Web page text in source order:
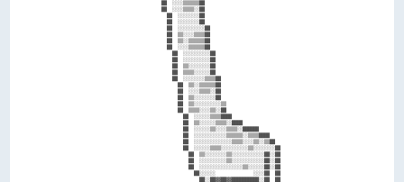
                                ██  ░░░░▒▒▒▒▒▒██
                                ██  ░░░░▒▒▒▒░░██
                                  ██  ░░░░░░░░██
                                  ██  ░░░░░░░░██
                                  ██  ░░░░░░░░░░██
                                  ██  ▒▒░░░░▒▒▒▒██
                                  ██  ▒▒░░▒▒▒▒▒▒██
                                  ██  ░░░░▒▒▒▒▒▒██
                                    ██  ░░░░░░░░░░██
                                    ██  ░░░░░░░░░░██
                                    ██  ▒▒░░░░░░░░██
                                    ██  ▒▒▒▒░░░░░░██
                                    ██  ░░░░░░░░▒▒▒▒██
                                      ██  ▒▒░░▒▒▒▒▒▒██
                                      ██  ░░░░▒▒▒▒░░██
                                      ██  ▒▒░░░░░░░░██
                                      ██  ▒▒░░░░░░░░░░▒▒
                                      ██  ▒▒▒▒░░░░▒▒░░██
                                        ██  ░░░░░░▒▒▒▒████
                                        ██  ▒▒░░░░░░▒▒▒▒░░████
                                        ██  ░░░░░░▒▒░░░░▒▒▒▒░░██████
                                        ██  ░░░░░░░░░░░░▒▒▒▒▒▒░░▒▒▒▒████
                                        ██  ░░░░░░░░░░░░░░▒▒▒▒░░░░▒▒░░▒▒██
                                        ██  ░░░░░░▒▒▒▒░░░░░░░░░░▒▒░░░░░░░░██
                                          ██  ▒▒░░░░░░░░▒▒░░░░░░░░░░░░██░░██
                                          ██  ░░░░░░░░░░▒▒░░░░░░░░░░░░██░░██
                                          ██  ░░░░░░░░░░░░░░░░▒▒░░░░░░██░░██
                                            ██░░░░░░              ░░░░██  ██
                                              ██░░██▓▓██▓▓██████████░░██  ██